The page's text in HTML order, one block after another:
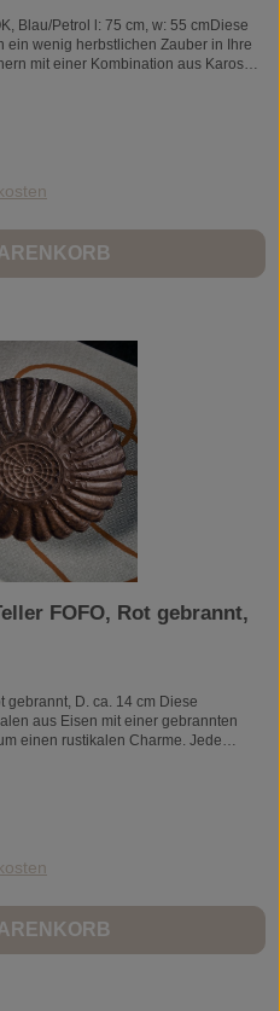
w: 55 cmDiese
ein wenig herbstlichen Zauber in Ihre
mit einer Kombination aus Karos
Feinwäsche bei maximal 60°C,
FOFO, Rot gebrannt,
D. ca. 14 cm Diese
aus Eisen mit einer gebrannten
einen rustikalen Charme. Jede
künstlerische Note. Bestellen Sie
Finish/Farbe/Größe kann